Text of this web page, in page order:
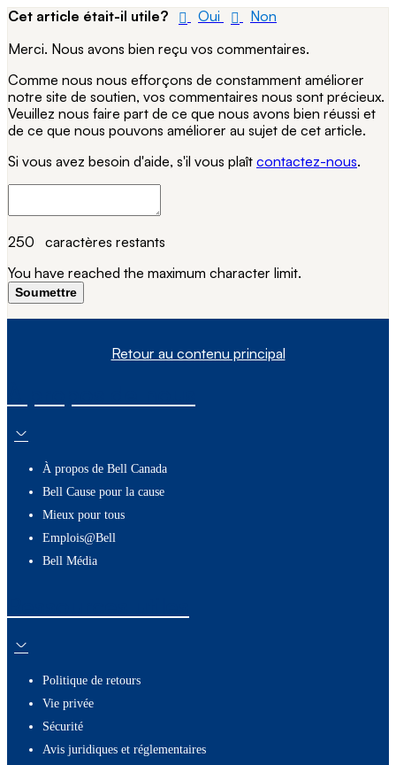
Cet article était-il utile? Oui
Non
Merci. Nous avons bien reçu vos commentaires.
Comme nous nous efforçons de constamment améliorer
notre site de soutien, vos commentaires nous sont précieux.
Veuillez nous faire part de ce que nous avons bien réussi et
de ce que nous pouvons améliorer au sujet de cet article.
Si vous avez besoin d'aide, s'il vous plaît contactez-nous.
250 caractères restants
You have reached the maximum character limit.
Soumettre
Retour au contenu principal
À propos de Bell Canada
Bell Cause pour la cause
Mieux pour tous
Emplois@Bell
Bell Média
Politique de retours
Vie privée
Sécurité
Avis juridiques et réglementaires